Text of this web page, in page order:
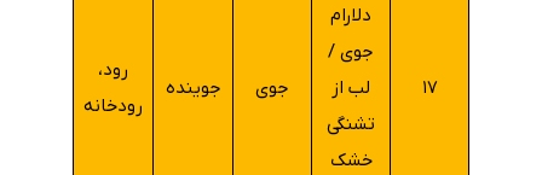
۱۷
دلارام
جوی /
لب از
تشنگی
خشک
جوی جوینده
رود،
رودخانه